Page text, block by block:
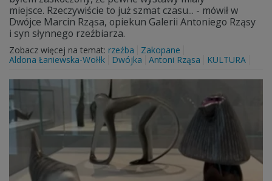
miejsce. Rzeczywiście to już szmat czasu... - mówił w
Dwójce Marcin Rząsa, opiekun Galerii Antoniego Rząsy
i syn słynnego rzeźbiarza.
Zobacz więcej na temat: rzeźba
Zakopane
Aldona Łaniewska-Wołłk
Dwójka Antoni Rząsa KULTURA